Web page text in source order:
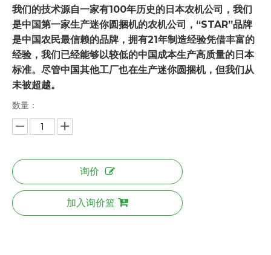
我们的技术源自一家有100年历史的日本农机公司，我们
是中国第一家生产迷你圆捆机的农机公司，“STAR”品牌
是中国农民最信赖的品牌，拥有21年制造经验凭借丰富的
经验，我们已经能够以较低的中国成本生产高质量的日本
标准。尽管中国其他工厂也在生产迷你圆捆机，但我们从
未被超越。
数量：
询价
加入询价篮